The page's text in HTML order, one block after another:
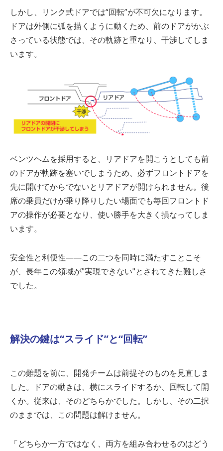
しかし、リンク式ドアでは“回転”が不可欠になります。
ドアは外側に弧を描くように動くため、前のドアがかぶ
さっている状態では、その軌跡と重なり、干渉してしま
います。
ベンツヘムを採用すると、リアドアを開こうとしても前
のドアが軌跡を塞いでしまうため、必ずフロントドアを
先に開けてからでないとリアドアが開けられません。後
席の乗員だけが乗り降りしたい場面でも毎回フロントド
アの操作が必要となり、使い勝手を大きく損なってしま
います。
安全性と利便性——この二つを同時に満たすことこそ
が、長年この領域が"実現できない"とされてきた難しさ
でした。
解決の鍵は“スライド”と“回転”
この難題を前に、開発チームは前提そのものを見直しま
した。ドアの動きは、横にスライドするか、回転して開
くか。従来は、そのどちらかでした。しかし、その二択
のままでは、この問題は解けません。
「どちらか一方ではなく、両方を組み合わせるのはどう